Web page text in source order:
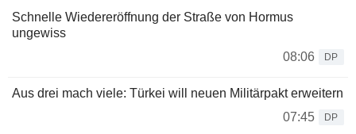
Schnelle Wiedereröffnung der Straße von Hormus
ungewiss
08:06
DP
Aus drei mach viele: Türkei will neuen Militärpakt erweitern
07:45
DP